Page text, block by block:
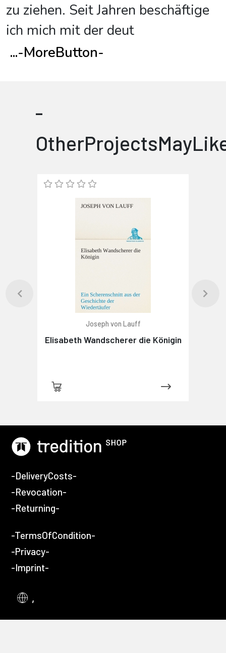
zu ziehen. Seit Jahren beschäftige
ich mich mit der deut
...-MoreButton-
-
Joseph von Lauff
Elisabeth Wandscherer die Königin
-DeliveryCosts-
-Revocation-
-Returning-
-TermsOfCondition-
-Privacy-
-Imprint-
,